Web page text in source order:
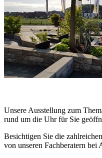
Unsere Ausstellung zum
rund um die Uhr für Sie
Besichtigen Sie die
von unseren Fachberatern bei